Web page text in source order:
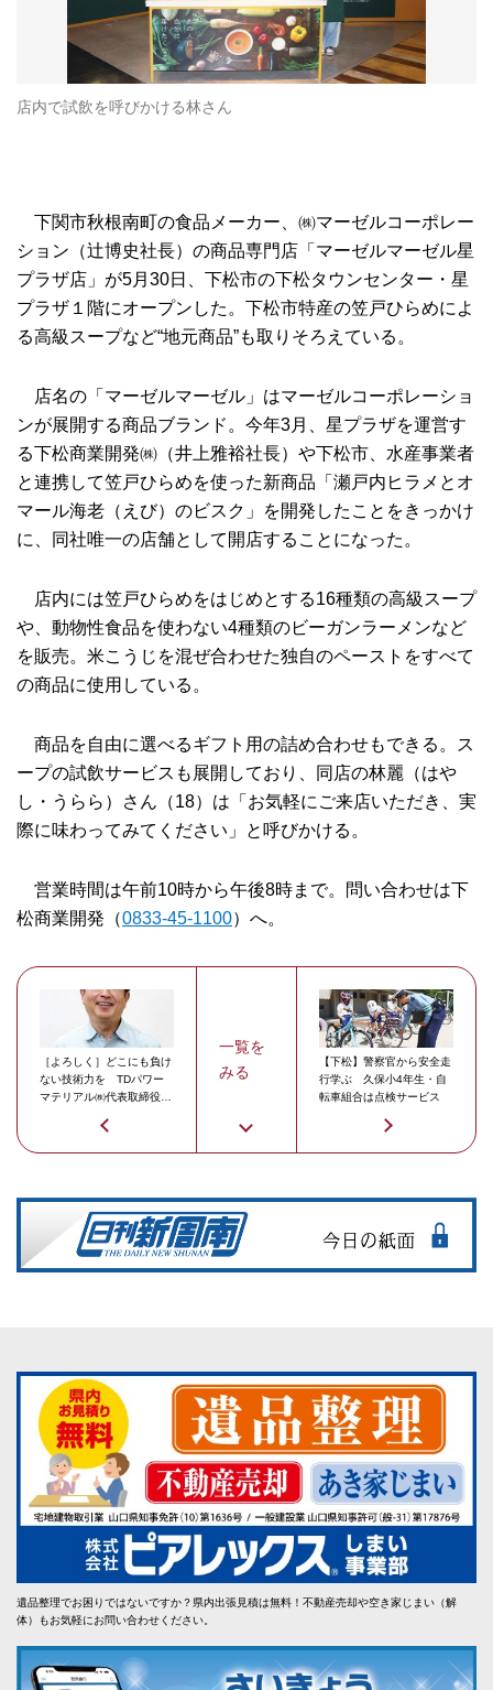
店内で試飲を呼びかける林さん
下関市秋根南町の食品メーカー、㈱マーゼルコーポレー
ション（辻博史社長）の商品専門店「マーゼルマーゼル星
プラザ店」が5月30日、下松市の下松タウンセンター・星
プラザ１階にオープンした。下松市特産の笠戸ひらめによ
る高級スープなど“地元商品”も取りそろえている。
店名の「マーゼルマーゼル」はマーゼルコーポレーショ
ンが展開する商品ブランド。今年3月、星プラザを運営す
る下松商業開発㈱（井上雅裕社長）や下松市、水産事業者
と連携して笠戸ひらめを使った新商品「瀬戸内ヒラメとオ
マール海老（えび）のビスク」を開発したことをきっかけ
に、同社唯一の店舗として開店することになった。
店内には笠戸ひらめをはじめとする16種類の高級スープ
や、動物性食品を使わない4種類のビーガンラーメンなど
を販売。米こうじを混ぜ合わせた独自のペーストをすべて
の商品に使用している。
商品を自由に選べるギフト用の詰め合わせもできる。ス
ープの試飲サービスも展開しており、同店の林麗（はや
し・うらら）さん（18）は「お気軽にご来店いただき、実
際に味わってみてください」と呼びかける。
営業時間は午前10時から午後8時まで。問い合わせは下
松商業開発（0833-45-1100）へ。
［よろしく］どこにも負け
ない技術力を TDパワー
マテリアル㈱代表取締役社
一覧を
みる
【下松】警察官から安全走
行学ぶ 久保小4年生・自
転車組合は点検サービス
遺品整理でお困りではないですか？県内出張見積は無料！不動産売却や空き家じまい（解
体）もお気軽にお問い合わせください。